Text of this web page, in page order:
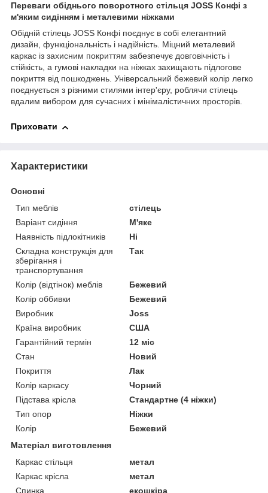
Переваги обіднього поворотного стільця JOSS Конфі з
м'яким сидінням і металевими ніжками
Обідній стілець JOSS Конфі поєднує в собі елегантний
дизайн, функціональність і надійність. Міцний металевий
каркас із захисним покриттям забезпечує довговічність і
стійкість, а гумові накладки на ніжках захищають підлогове
покриття від пошкоджень. Універсальний бежевий колір легко
поєднується з різними стилями інтер'єру, роблячи стілець
вдалим вибором для сучасних і мінімалістичних просторів.
Приховати
Характеристики
Основні
Тип меблів
стілець
Варіант сидіння
М'яке
Наявність підлокітників
Ні
Складна конструкція для
зберігання і
транспортування
Так
Колір (відтінок) меблів
Бежевий
Колір оббивки
Бежевий
Виробник
Joss
Країна виробник
США
Гарантійний термін
12 міс
Стан
Новий
Покриття
Лак
Колір каркасу
Чорний
Підстава крісла
Стандартне (4 ніжки)
Тип опор
Ніжки
Колір
Бежевий
Матеріал виготовлення
Каркас стільця
метал
Каркас крісла
метал
Спинка
екошкіра